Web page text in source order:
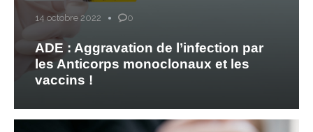
14 octobre 2022 0
ADE : Aggravation de l’infection par
les Anticorps monoclonaux et les
vaccins !